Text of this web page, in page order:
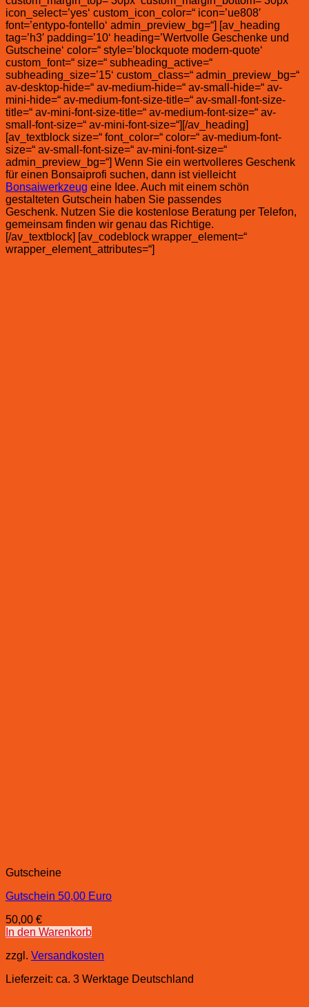
icon_select=’yes‘ custom_icon_color=“ icon=’ue808′
font=’entypo-fontello‘ admin_preview_bg=“] [av_heading
tag=’h3′ padding=’10‘ heading=’Wertvolle Geschenke und
Gutscheine‘ color=“ style=’blockquote modern-quote‘
custom_font=“ size=“ subheading_active=“
subheading_size=’15‘ custom_class=“ admin_preview_bg=“
av-desktop-hide=“ av-medium-hide=“ av-small-hide=“ av-
mini-hide=“ av-medium-font-size-title=“ av-small-font-size-
title=“ av-mini-font-size-title=“ av-medium-font-size=“ av-
small-font-size=“ av-mini-font-size=“][/av_heading]
[av_textblock size=“ font_color=“ color=“ av-medium-font-
size=“ av-small-font-size=“ av-mini-font-size=“
admin_preview_bg=“] Wenn Sie ein wertvolleres Geschenk
für einen Bonsaiprofi suchen, dann ist vielleicht
Bonsaiwerkzeug eine Idee. Auch mit einem schön
gestalteten Gutschein haben Sie passendes
Geschenk. Nutzen Sie die kostenlose Beratung per Telefon,
gemeinsam finden wir genau das Richtige.
[/av_textblock] [av_codeblock wrapper_element=“
wrapper_element_attributes=“]
Gutscheine
Gutschein 50,00 Euro
50,00 €
In den Warenkorb
zzgl. Versandkosten
Lieferzeit: ca. 3 Werktage Deutschland